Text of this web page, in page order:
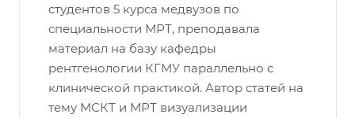
студентов 5 курса медвузов по
специальности МРТ, преподавала
материал на базу кафедры
рентгенологии КГМУ параллельно с
клинической практикой. Автор статей на
тему МСКТ и МРТ визуализации